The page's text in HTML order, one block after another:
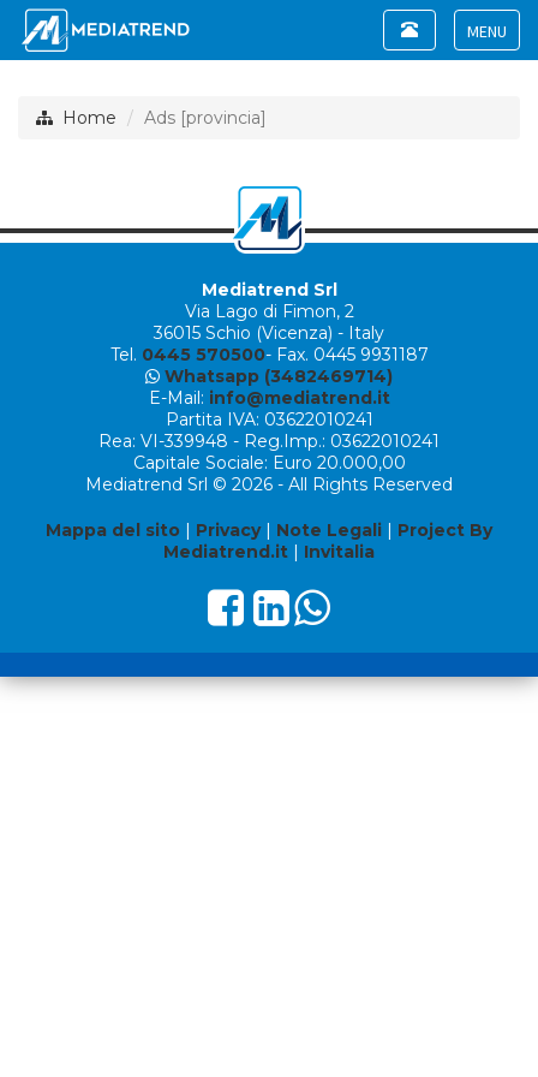
Toggle
Toggle
navigation
Home Ads [provincia]
Mediatrend Srl
Via Lago di Fimon, 2
36015 Schio (Vicenza) - Italy
Tel. 0445 570500- Fax. 0445 9931187
Whatsapp (3482469714)
E-Mail: info@mediatrend.it
Partita IVA: 03622010241
Rea: VI-339948 - Reg.Imp.: 03622010241
Capitale Sociale: Euro 20.000,00
Mediatrend Srl © 2026 - All Rights Reserved
Mappa del sito | Privacy| Note Legali | Project By
Mediatrend.it | Invitalia